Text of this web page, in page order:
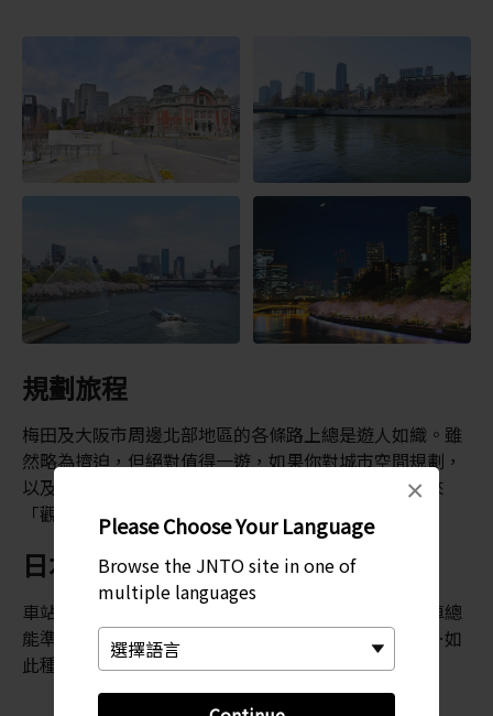
Please Choose Your Language
Browse the JNTO site in one of
multiple languages
×
規劃旅程
梅田及大阪市周邊北部地區的各條路上總是遊人如織。雖
然略為擠迫，但絕對值得一遊，如果你對城市空間規劃，
以及如何有效開發土地等方面有興趣，就一定要親自來
「觀摩」一番。
日本城市的基本要素
車站每天熙來攘往，喧囂似乎從四面八方湧來，但火車總
能準時到站、街道始終乾淨整潔、行人也安靜、從容…如
此種種，真是讓人難以置信！